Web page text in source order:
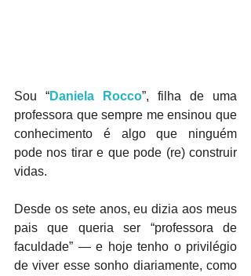
Sou “Daniela Rocco”, filha de uma
professora que sempre me ensinou que
conhecimento é algo que ninguém
pode nos tirar e que pode (re) construir
vidas.
Desde os sete anos, eu dizia aos meus
pais que queria ser “professora de
faculdade” — e hoje tenho o privilégio
de viver esse sonho diariamente, como